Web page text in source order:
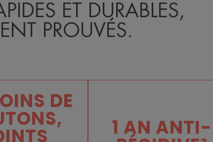
ET DURABLES,
PROUVÉS.
DE
1 AN ANTI-